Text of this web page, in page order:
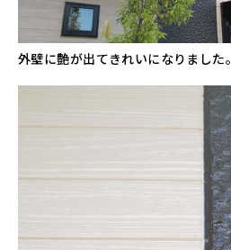
外壁に艶が出てきれいになりました。